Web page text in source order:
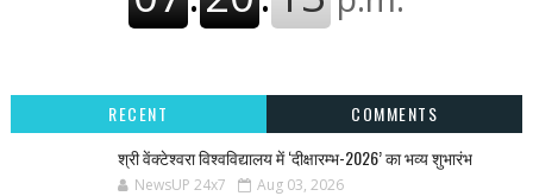
RECENT
COMMENTS
श्री वेंक्टेश्वरा विश्वविद्यालय में ‘दीक्षारम्भ-2026’ का भव्य शुभारंभ
NewsUP 24x7 Aug 03, 2026